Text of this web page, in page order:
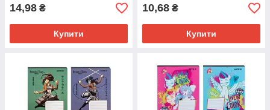
14,98 ₴
Купити
10,68 ₴
Купити